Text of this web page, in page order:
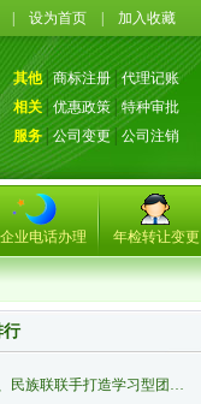
设为首页 加入收藏
其他│商标注册│代理记账
相关│优惠政策│特种审批
服务│公司变更│ 公司注销
企业电话办理 年检转让变更
行
民族联联手打造学习型团…